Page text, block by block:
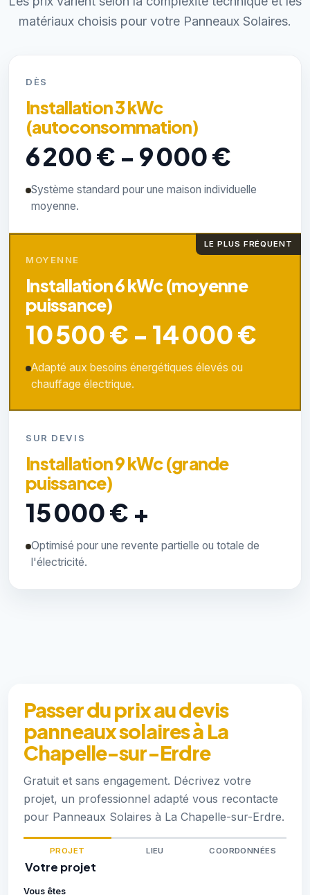
matériaux choisis pour votre Panneaux Solaires.
DÈS
Installation 3 kWc
(autoconsommation)
6 200 € - 9 000 €
Système standard pour une maison individuelle
moyenne.
LE PLUS FRÉQUENT
MOYENNE
Installation 6 kWc (moyenne
puissance)
10 500 € - 14 000 €
Adapté aux besoins énergétiques élevés ou
chauffage électrique.
SUR DEVIS
Installation 9 kWc (grande
puissance)
15 000 € +
Optimisé pour une revente partielle ou totale de
l'électricité.
Passer du prix au devis
panneaux solaires à La
Chapelle-sur-Erdre
Gratuit et sans engagement. Décrivez votre
projet, un professionnel adapté vous recontacte
pour Panneaux Solaires à La Chapelle-sur-Erdre.
PROJET LIEU COORDONNÉES
Votre projet
Vous êtes